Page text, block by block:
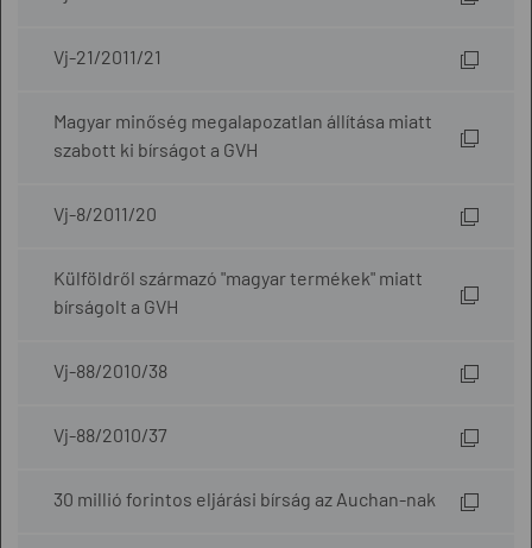
Vj-21/2011/21
Magyar minőség megalapozatlan állítása miatt
szabott ki bírságot a GVH
Vj-8/2011/20
Külföldről származó "magyar termékek" miatt
bírságolt a GVH
Vj-88/2010/38
Vj-88/2010/37
30 millió forintos eljárási bírság az Auchan-nak